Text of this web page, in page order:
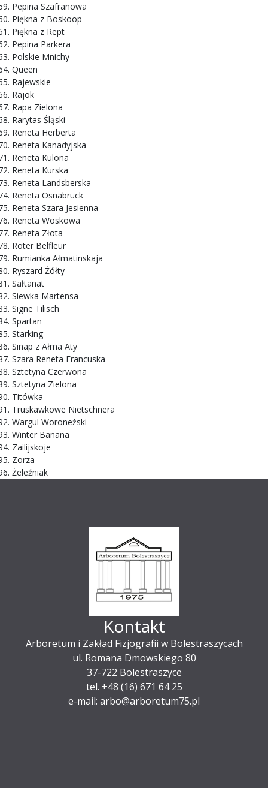
Pepina Szafranowa
Piękna z Boskoop
Piękna z Rept
Pepina Parkera
Polskie Mnichy
Queen
Rajewskie
Rajok
Rapa Zielona
Rarytas Śląski
Reneta Herberta
Reneta Kanadyjska
Reneta Kulona
Reneta Kurska
Reneta Landsberska
Reneta Osnabrück
Reneta Szara Jesienna
Reneta Woskowa
Reneta Złota
Roter Belfleur
Rumianka Ałmatinskaja
Ryszard Żółty
Sałtanat
Siewka Martensa
Signe Tilisch
Spartan
Starking
Sinap z Ałma Aty
Szara Reneta Francuska
Sztetyna Czerwona
Sztetyna Zielona
Titówka
Truskawkowe Nietschnera
Wargul Woroneżski
Winter Banana
Zailijskoje
Zorza
Żeleźniak
Kontakt
Arboretum i Zakład Fizjografii w Bolestraszycach
ul. Romana Dmowskiego 80
37-722 Bolestraszyce
tel. +48 (16) 671 64 25
e-mail: arbo@arboretum75.pl